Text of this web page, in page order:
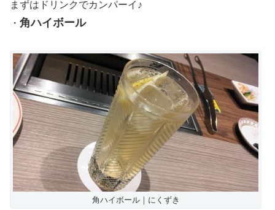
まずはドリンクでカンパーイ♪
・ 角ハイボール
角ハイボール｜にくずき